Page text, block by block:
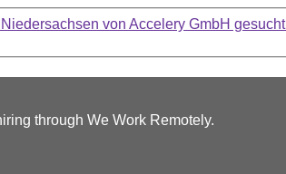
von Accelery GmbH gesucht
through We Work Remotely.